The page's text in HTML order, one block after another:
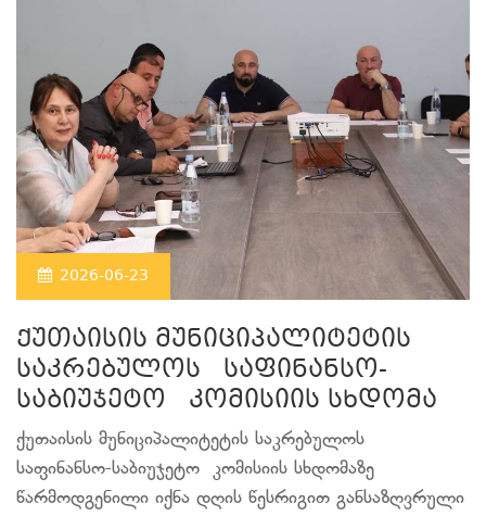
2026-06-23
ქუთაისის მუნიციპალიტეტის
საკრებულოს საფინანსო-
საბიუჯეტო კომისიის სხდომა
ქუთაისის მუნიციპალიტეტის საკრებულოს
საფინანსო-საბიუჯეტო კომისიის სხდომაზე
წარმოდგენილი იქნა დღის წესრიგით განსაზღვრული